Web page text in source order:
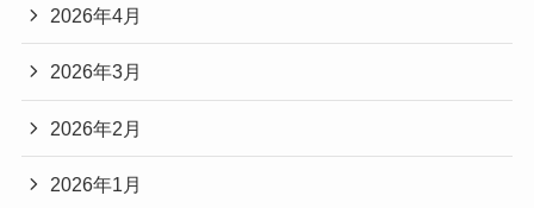
2026年4月
2026年3月
2026年2月
2026年1月